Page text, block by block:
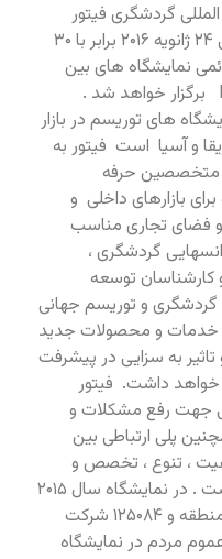
گردشگری فیتور
اسپانیا به مدت ۵ روز از تاریخ ۲۰ الی ۲۴ ژانویه ۲۰۱۶ برابر با ۳۰
۱۳۹۴در محل دائمی نمایشگاه های بین
المللی مادرید FERIA DE MADRID برگزار خواهد شد .
های توریسم در بازار
و آسیا است فیتور به
متخصصین حرفه
بازارهای داخلی و
و فضای تجاری مناسب
گردشگری ،
کارشناسان توسعه
و توریسم جهانی
خدمات و محصولات جدید
به سزایی در پیشرفت
داشت. فیتور
جهت رفع مشکلات و
پلی ارتباطی بین
، تنوع ، تخصص و
نوآوری از ویژگیهای این نمایشگاه است . در نمایشگاه سال ۲۰۱۵
، حدود ۹۵۰۰ کمپانی از ۱۶۵ کشور و منطقه و ۱۲۵۰۸۴ شرکت
تقریبا ۹۷۵۰۰نفر از عموم مردم در نمایشگاه